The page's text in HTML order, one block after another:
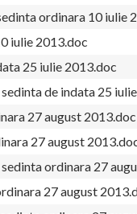
ordinara 10 iulie
iulie 2013.doc
25 iulie 2013.doc
de indata 25
27 august 2013.doc
27 august
ordinara 27
27 august